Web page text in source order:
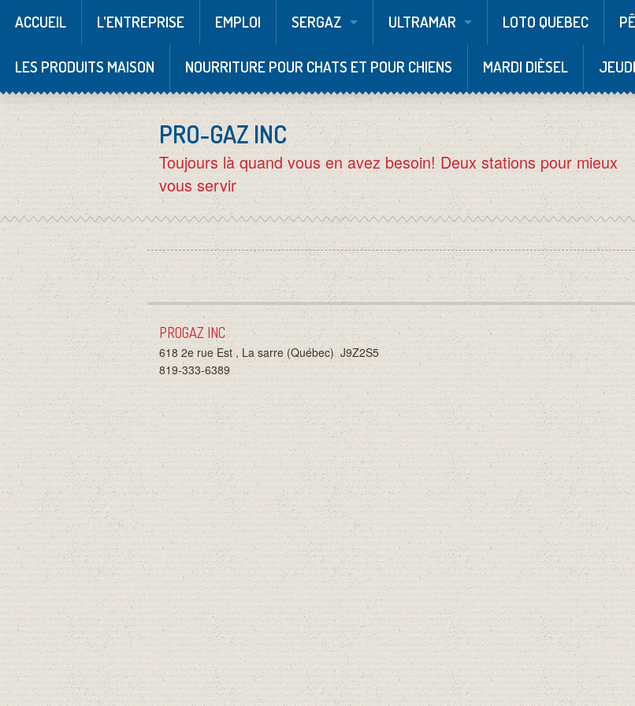
ACCUEIL L'ENTREPRISE EMPLOI SERGAZ ULTRAMAR LOTO QUEBEC
LES PRODUITS MAISON NOURRITURE POUR CHATS ET POUR CHIENS MARDI DIÈSEL
PRO-GAZ INC
Toujours là quand vous en avez besoin! Deux stations pour mieux
vous servir
PROGAZ INC
618 2e rue Est , La sarre (Québec)J9Z2S5
819-333-6389